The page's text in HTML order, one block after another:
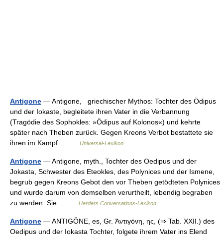
Antigone — Antigone, griechischer Mythos: Tochter des Ödipus
und der Iokaste, begleitete ihren Vater in die Verbannung
(Tragödie des Sophokles: »Ödipus auf Kolonos«) und kehrte
später nach Theben zurück. Gegen Kreons Verbot bestattete sie
ihren im Kampf… …
Universal-Lexikon
Antigone — Antigone, myth., Tochter des Oedipus und der
Jokasta, Schwester des Eteokles, des Polynices und der Ismene,
begrub gegen Kreons Gebot den vor Theben getödteten Polynices
und wurde darum von demselben verurtheilt, lebendig begraben
zu werden. Sie… …
Herders Conversations-Lexikon
Antigone — ANTIGŎNE, es, Gr. Ἀντιγόνη, ης, (⇒ Tab. XXII.) des
Oedipus und der Iokasta Tochter, folgete ihrem Vater ins Elend